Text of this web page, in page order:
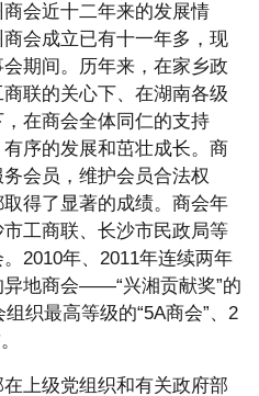
会近十二年来的发展情
会成立已有十一年多，现
期间。历年来，在家乡政
联的关心下、在湖南各级
在商会全体同仁的支持
序的发展和茁壮成长。商
会员，维护会员合法权
得了显著的成绩。商会年
工商联、长沙市民政局等
2010年、2011年连续两年
地商会——“兴湘贡献奖”的
织最高等级的“5A商会”、2
上级党组织和有关政府部